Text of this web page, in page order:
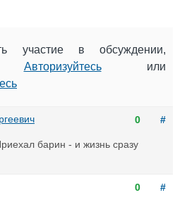
участие в обсуждении,
Авторизуйтесьили
0 #
барин - и жизнь сразу
0 #